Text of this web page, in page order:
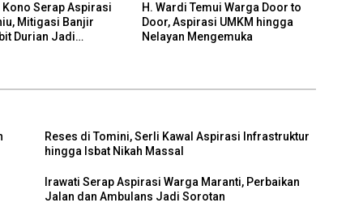
Serap Aspirasi
Mitigasi Banjir
Durian Jadi
H. Wardi Temui Warga Door to
Door, Aspirasi UMKM hingga
Nelayan Mengemuka
Reses di Tomini, Serli Kawal Aspirasi Infrastruktur
hingga Isbat Nikah Massal
Irawati Serap Aspirasi Warga Maranti, Perbaikan
Jalan dan Ambulans Jadi Sorotan